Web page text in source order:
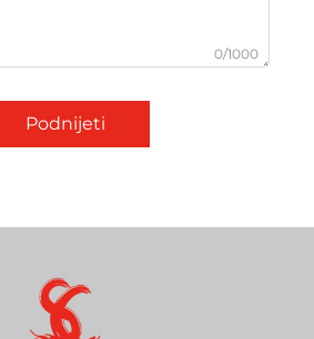
0/1000
Podnijeti